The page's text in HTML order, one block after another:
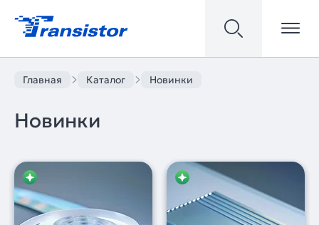
Главная Каталог Новинки
Новинки